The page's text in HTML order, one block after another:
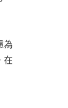
為
在